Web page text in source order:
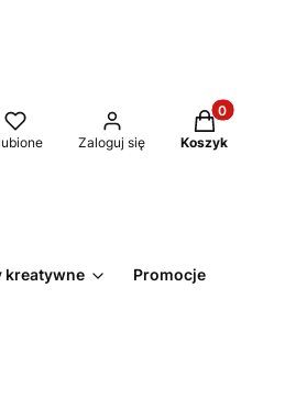
Zaloguj się
Produkty w
Koszyk
kreatywne Promocje